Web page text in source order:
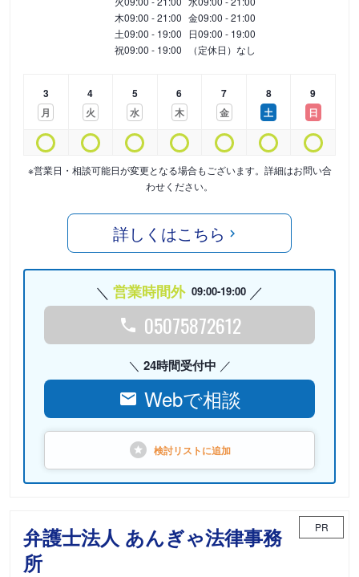
木09:00 - 21:00 金09:00 - 21:00
土09:00 - 19:00 日09:00 - 19:00
祝09:00 - 19:00 （定休日）なし
3
月
4
火
5
水
6
木
7
金
8
土
9
日
※営業日・相談可能日が変更となる場合もございます。詳細はお問い合
わせください。
詳しくはこちら
営業時間外 09:00-19:00
05075872612
24時間受付中
Webで相談
検討リストに追加
弁護士法人 あんぎゃ法律事務
所
PR